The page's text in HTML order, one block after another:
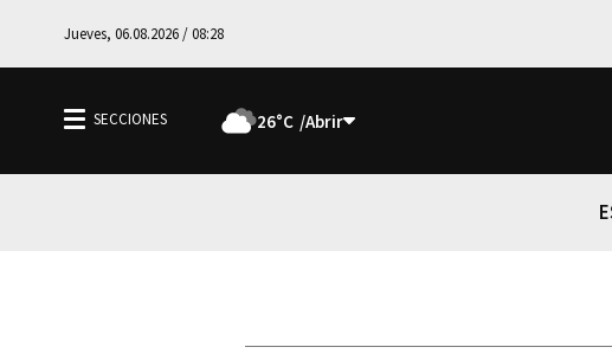
Jueves, 06.08.2026 / 08:28
26°C